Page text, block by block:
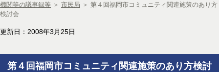
機関等の議事録等 ＞ 市民局 ＞ 第４回福岡市コミュニティ関連施策のあり方
検討会
更新日：2008年3月25日
第４回福岡市コミュニティ関連施策のあり方検討